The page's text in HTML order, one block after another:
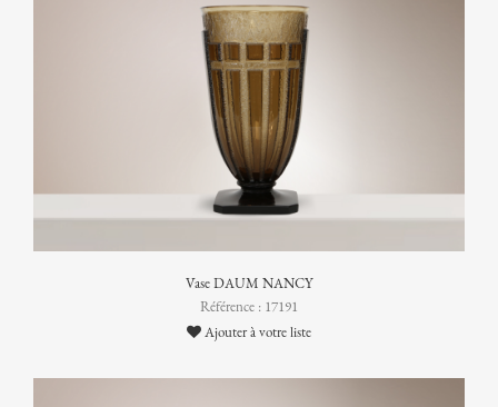
Vase DAUM NANCY
Référence : 17191
Ajouter à votre liste